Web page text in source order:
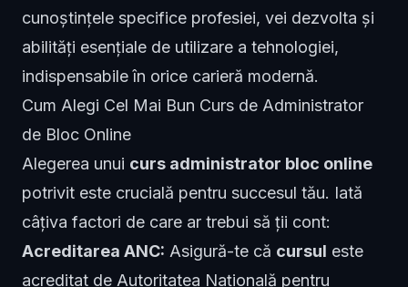
cunoștințele specifice profesiei, vei dezvolta și
abilități esențiale de utilizare a tehnologiei,
indispensabile în orice carieră modernă.
Cum Alegi Cel Mai Bun Curs de Administrator
de Bloc Online
Alegerea unui curs administrator bloc online
potrivit este crucială pentru succesul tău. Iată
câțiva factori de care ar trebui să ții cont:
Acreditarea ANC: Asigură-te că cursul este
acreditat de Autoritatea Națională pentru